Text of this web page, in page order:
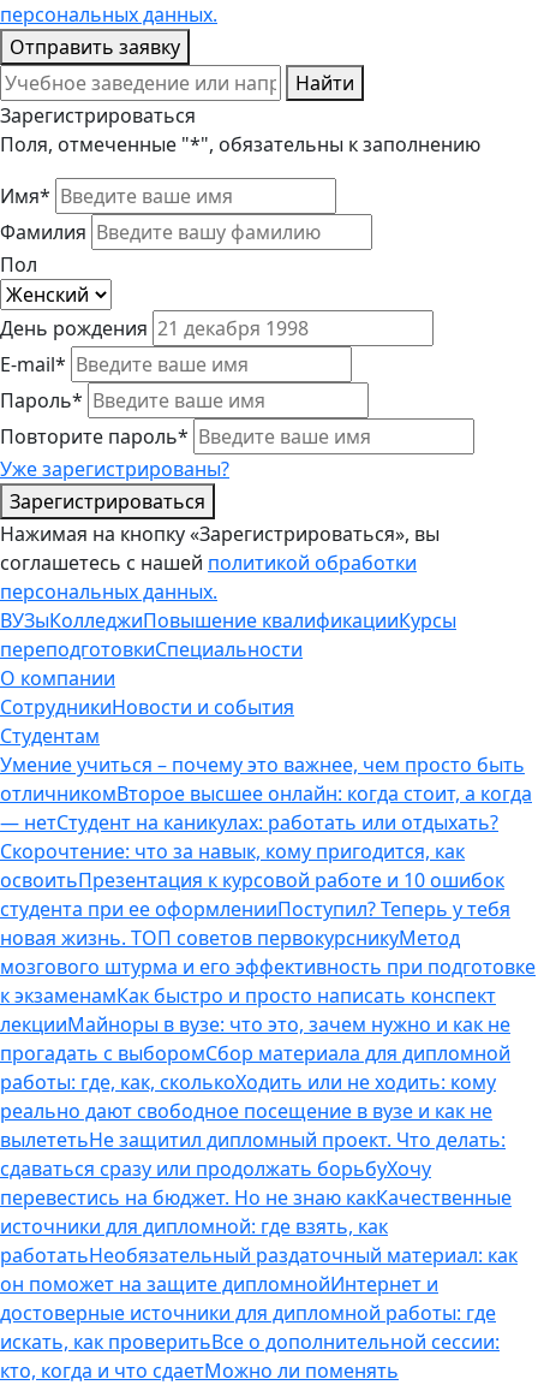
персональных данных.
Отправить заявку
Найти
Зарегистрироваться
Поля, отмеченные "*", обязательны к заполнению
Имя*
Фамилия
Пол
День рождения
E-mail*
Пароль*
Повторите пароль*
Уже зарегистрированы?
Зарегистрироваться
Нажимая на кнопку «Зарегистрироваться», вы
соглашетесь с нашей политикой обработки
персональных данных.
ВУЗыКолледжиПовышение квалификацииКурсы
переподготовкиСпециальности
О компании
СотрудникиНовости и события
Студентам
Умение учиться – почему это важнее, чем просто быть
отличникомВторое высшее онлайн: когда стоит, а когда
— нетСтудент на каникулах: работать или отдыхать?
Скорочтение: что за навык, кому пригодится, как
освоитьПрезентация к курсовой работе и 10 ошибок
студента при ее оформленииПоступил? Теперь у тебя
новая жизнь. ТОП советов первокурсникуМетод
мозгового штурма и его эффективность при подготовке
к экзаменамКак быстро и просто написать конспект
лекцииМайноры в вузе: что это, зачем нужно и как не
прогадать с выборомСбор материала для дипломной
работы: где, как, сколькоХодить или не ходить: кому
реально дают свободное посещение в вузе и как не
вылететьНе защитил дипломный проект. Что делать:
сдаваться сразу или продолжать борьбуХочу
перевестись на бюджет. Но не знаю какКачественные
источники для дипломной: где взять, как
работатьНеобязательный раздаточный материал: как
он поможет на защите дипломнойИнтернет и
достоверные источники для дипломной работы: где
искать, как проверитьВсе о дополнительной сессии:
кто, когда и что сдаетМожно ли поменять